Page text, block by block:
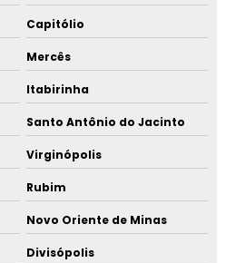
Capitólio
Mercês
Itabirinha
Santo Antônio do Jacinto
Virginópolis
Rubim
Novo Oriente de Minas
Divisópolis